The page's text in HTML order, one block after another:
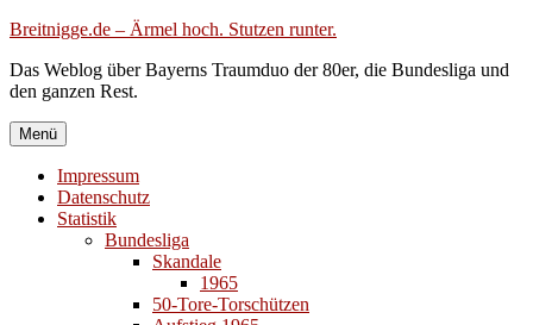
Zum
springen
Breitnigge.de – Ärmel hoch. Stutzen runter.
Das Weblog über Bayerns Traumduo der 80er, die Bundesliga und
den ganzen Rest.
Menü
Impressum
Datenschutz
Statistik
Bundesliga
Skandale
1965
50-Tore-Torschützen